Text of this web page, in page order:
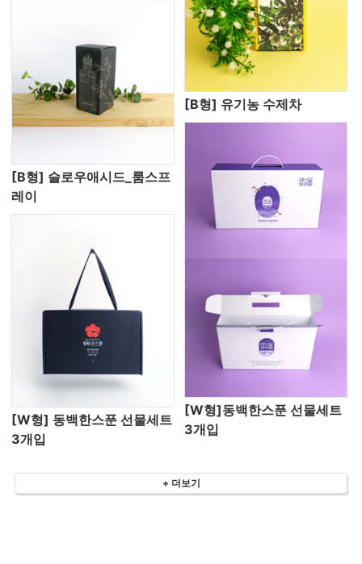
[B형] 슬로우애시드_룸스프
레이
[B형] 유기농 수제차
[W형] 동백한스푼 선물세트
3개입
[W형]동백한스푼 선물세트
3개입
+ 더보기